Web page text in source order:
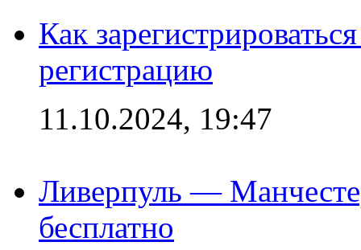
Как
регистрацию
11.10.2024, 19:47
Ливерпуль —
бесплатно